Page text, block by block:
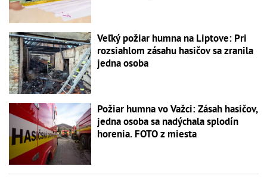
Veľký požiar humna na Liptove: Pri
rozsiahlom zásahu hasičov sa zranila
jedna osoba
Požiar humna vo Važci: Zásah hasičov,
jedna osoba sa nadýchala splodín
horenia. FOTO z miesta